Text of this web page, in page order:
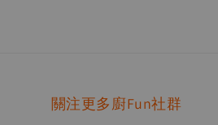
關注更多廚Fun社群